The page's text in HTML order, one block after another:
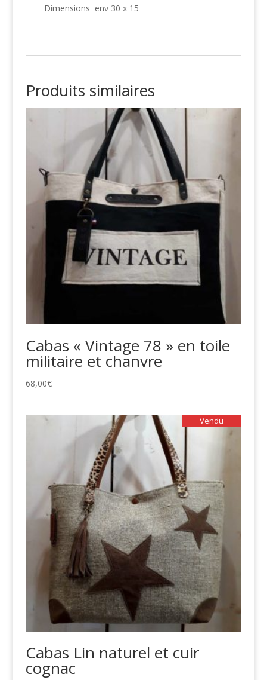
Dimensions env 30 x 15
Produits similaires
Cabas « Vintage 78 » en toile
militaire et chanvre
68,00€
Vendu
Cabas Lin naturel et cuir
cognac